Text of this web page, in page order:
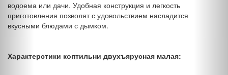
водоема или дачи. Удобная конструкция и легкость
приготовления позволят с удовольствием насладится
вкусными блюдами с дымком.
Характерстики коптильни двухъярусная малая: